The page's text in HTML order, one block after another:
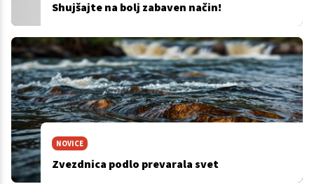
Shujšajte na bolj zabaven način!
NOVICE
Zvezdnica podlo prevarala svet